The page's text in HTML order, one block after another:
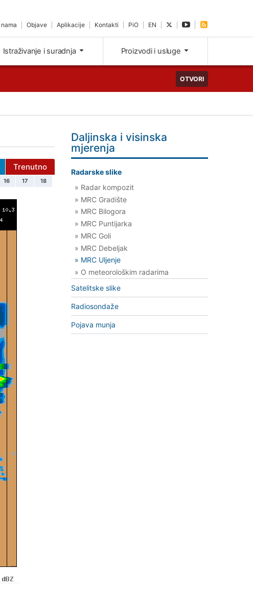
nama Objave Aplikacije Kontakti PiO EN
Istraživanje i suradnja Proizvodi i usluge
OTVORI
Trenutno
16 17 18
Daljinska i visinska
mjerenja
Radarske slike
» Radar kompozit
» MRC Gradište
» MRC Bilogora
» MRC Puntijarka
» MRC Goli
» MRC Debeljak
» MRC Uljenje
» O meteorološkim radarima
Satelitske slike
Radiosondaže
Pojava munja